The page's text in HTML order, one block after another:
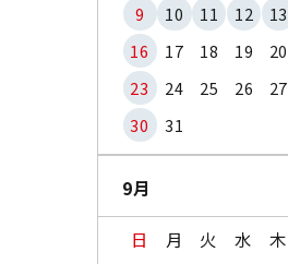
9
10 11 12 13
16
17 18 19 20
23
24 25 26 27
30
31
9月
日 月 火 水 木